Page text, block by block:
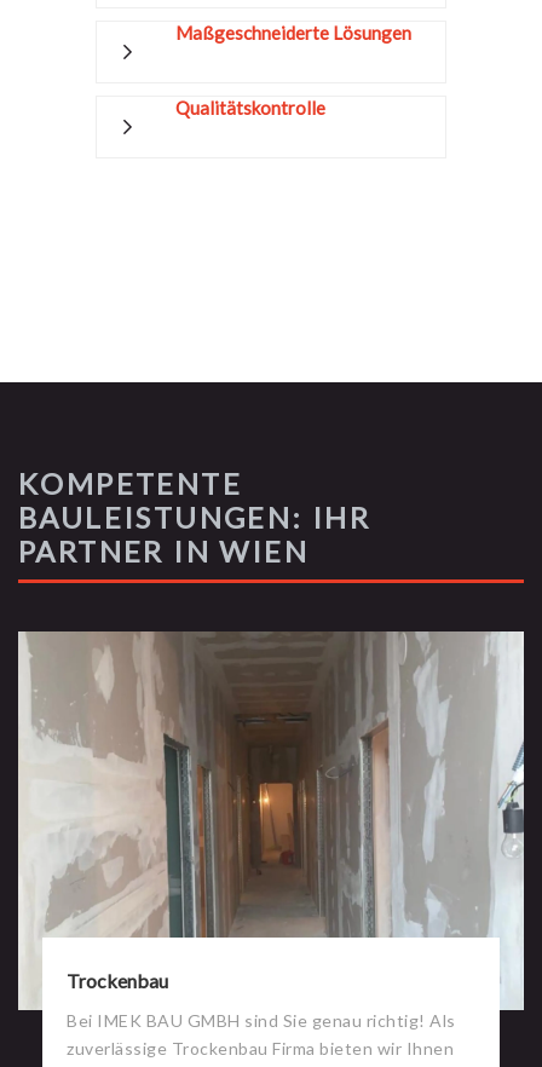
Maßgeschneiderte Lösungen
Qualitätskontrolle
KOMPETENTE
BAULEISTUNGEN: IHR
PARTNER IN WIEN
Trockenbau
Bei IMEK BAU GMBH sind Sie genau richtig! Als
zuverlässige Trockenbau Firma bieten wir Ihnen